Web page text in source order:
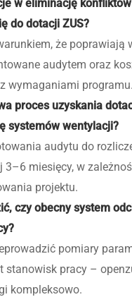
w eliminację
do dotacji ZUS?
że poprawiają
audytem oraz
wymaganiami programu.
proces uzyskania
systemów wentylacji?
audytu do
3–6 miesięcy, w
projektu.
czy obecny system
pomiary
stanowisk pracy –
kompleksowo.